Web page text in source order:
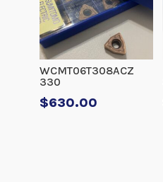
WCMT06T308ACZ
330
$630.00